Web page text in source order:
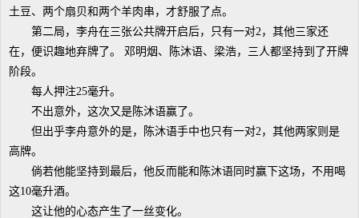
土豆、两个扇贝和两个羊肉串，才舒服了点。
第二局，李舟在三张公共牌开启后，只有一对2，其他三家还
在，便识趣地弃牌了。 邓明烟、陈沐语、梁浩，三人都坚持到了开牌
阶段。
每人押注25毫升。
不出意外，这次又是陈沐语赢了。
但出乎李舟意外的是，陈沐语手中也只有一对2，其他两家则是
高牌。
倘若他能坚持到最后，他反而能和陈沐语同时赢下这场，不用喝
这10毫升酒。
这让他的心态产生了一丝变化。